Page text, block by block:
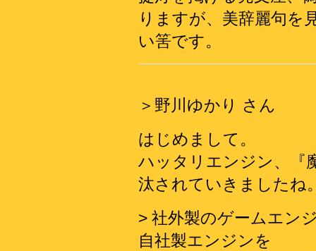
りますが、美辞麗句を
い筈です。
＞野川ゆかり さん
はじめまして。
ハッタリエンジン、『
汰されていきましたね
> 社外製のゲームエン
自社製エンジンを